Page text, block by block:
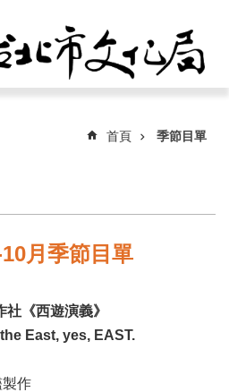
首頁 季節目單
月季節目單
社《西遊演義》
East, yes, EAST.
作